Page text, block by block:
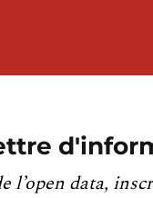
l’open data,